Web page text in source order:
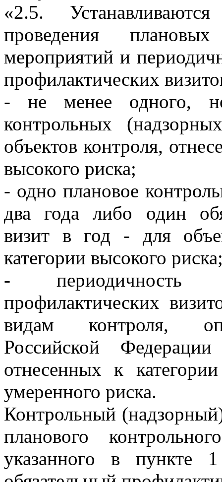
«2.5.
проведения
мероприятий и
профилактических
- не менее одного,
контрольных
объектов контроля,
высокого риска;
- одно плановое
два года либо один
визит в год - для
категории высокого
- периодичность
профилактических
видам контроля,
Российской
отнесенных к
умеренного риска.
Контрольный
планового
указанного в пункте